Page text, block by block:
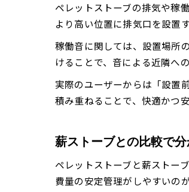
ペレットストーブの排気や稼
より高い位置に排気口を設置
稼働音に関しては、設置場所
けることで、音による近隣へ
実際のユーザーからは「設置
積み重ねることで、快適かつ
薪ストーブとの比較で
ペレットストーブと薪ストー
費量の安定管理がしやすいのが